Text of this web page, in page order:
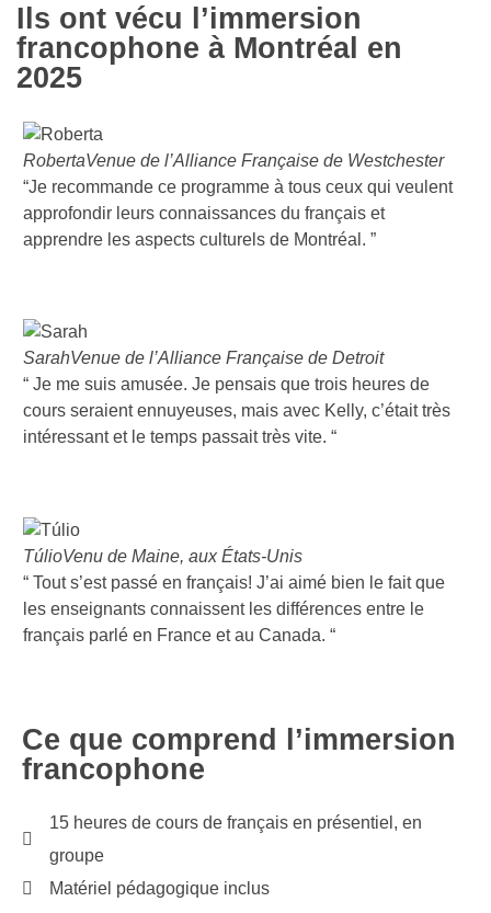
Ils ont vécu l’immersion
francophone à Montréal en
2025
RobertaVenue de l’Alliance Française de Westchester
“Je recommande ce programme à tous ceux qui veulent
approfondir leurs connaissances du français et
apprendre les aspects culturels de Montréal. ”
SarahVenue de l’Alliance Française de Detroit
“ Je me suis amusée. Je pensais que trois heures de
cours seraient ennuyeuses, mais avec Kelly, c’était très
intéressant et le temps passait très vite. “
TúlioVenu de Maine, aux États-Unis
“ Tout s’est passé en français! J’ai aimé bien le fait que
les enseignants connaissent les différences entre le
français parlé en France et au Canada. “
Ce que comprend l’immersion
francophone
15 heures de cours de français en présentiel, en
groupe
Matériel pédagogique inclus